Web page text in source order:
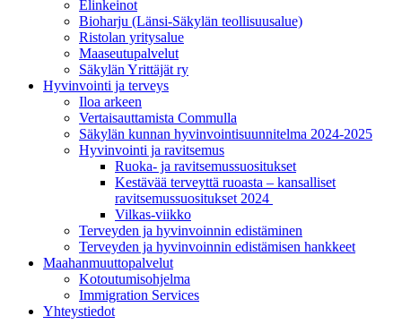
Elinkeinot
Bioharju (Länsi-Säkylän teollisuusalue)
Ristolan yritysalue
Maaseutupalvelut
Säkylän Yrittäjät ry
Hyvinvointi ja terveys
Iloa arkeen
Vertaisauttamista Commulla
Säkylän kunnan hyvinvointisuunnitelma 2024-2025
Hyvinvointi ja ravitsemus
Ruoka- ja ravitsemussuositukset
Kestävää terveyttä ruoasta – kansalliset
ravitsemussuositukset 2024
Vilkas-viikko
Terveyden ja hyvinvoinnin edistäminen
Terveyden ja hyvinvoinnin edistämisen hankkeet
Maahanmuuttopalvelut
Kotoutumisohjelma
Immigration Services
Yhteystiedot